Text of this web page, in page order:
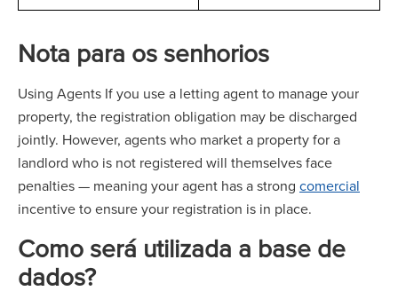
Nota para os senhorios
Using Agents If you use a letting agent to manage your
property, the registration obligation may be discharged
jointly. However, agents who market a property for a
landlord who is not registered will themselves face
penalties — meaning your agent has a strong comercial
incentive to ensure your registration is in place.
Como será utilizada a base de
dados?